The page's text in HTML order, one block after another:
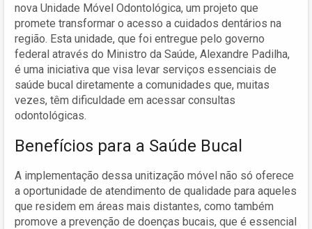
nova Unidade Móvel Odontológica, um projeto que
promete transformar o acesso a cuidados dentários na
região. Esta unidade, que foi entregue pelo governo
federal através do Ministro da Saúde, Alexandre Padilha,
é uma iniciativa que visa levar serviços essenciais de
saúde bucal diretamente a comunidades que, muitas
vezes, têm dificuldade em acessar consultas
odontológicas.
Benefícios para a Saúde Bucal
A implementação dessa unitização móvel não só oferece
a oportunidade de atendimento de qualidade para aqueles
que residem em áreas mais distantes, como também
promove a prevenção de doenças bucais, que é essencial